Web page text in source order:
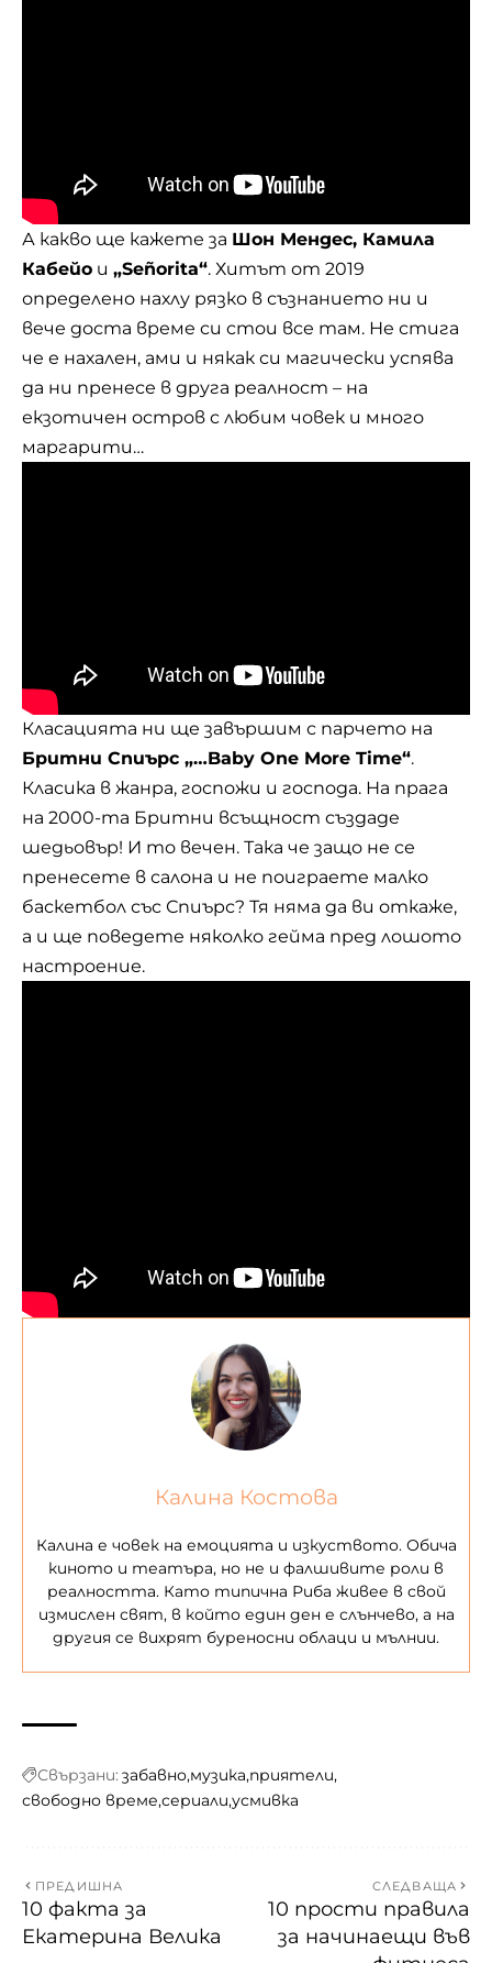
А какво ще кажете за Шон Мендес, Камила
Кабейо и „Señorita“. Хитът от 2019
определено нахлу рязко в съзнанието ни и
вече доста време си стои все там. Не стига
че е нахален, ами и някак си магически успява
да ни пренесе в друга реалност – на
екзотичен остров с любим човек и много
маргарити…
Класацията ни ще завършим с парчето на
Бритни Спиърс „…Baby One More Time“.
Класика в жанра, госпожи и господа. На прага
на 2000-та Бритни всъщност създаде
шедьовър! И то вечен. Така че защо не се
пренесете в салона и не поиграете малко
баскетбол със Спиърс? Тя няма да ви откаже,
а и ще поведете няколко гейма пред лошото
настроение.
Калина Костова
Калина е човек на емоцията и изкуството. Обича
киното и театъра, но не и фалшивите роли в
реалността. Като типична Риба живее в свой
измислен свят, в който един ден е слънчево, а на
другия се вихрят буреносни облаци и мълнии.
Свързани: забавно музика приятели
свободно време сериали усмивка
ПРЕДИШНА
10 факта за
Екатерина Велика
СЛЕДВАЩА
10 прости правила
за начинаещи във